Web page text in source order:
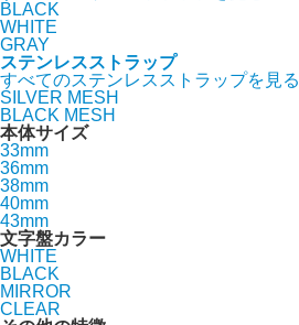
BLACK
WHITE
GRAY
ステンレスストラップ
すべてのステンレスストラップを見る
SILVER MESH
BLACK MESH
本体サイズ
33mm
36mm
38mm
40mm
43mm
文字盤カラー
WHITE
BLACK
MIRROR
CLEAR